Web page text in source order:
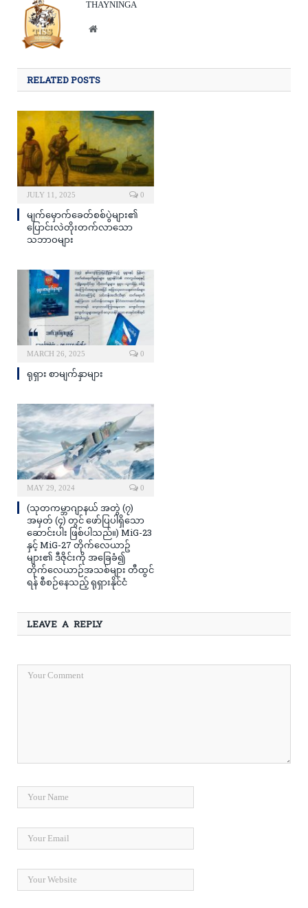
THAYNINGA
Website
RELATED POSTS
JULY 11, 2025 0
မျက်မှောက်ခေတ်စစ်ပွဲများ၏
ပြောင်းလဲတိုးတက်လာသော
သဘာဝများ
MARCH 26, 2025 0
ရုရှား စာမျက်နှာများ
MAY 29, 2024 0
(သုတကမ္ဘာဂျာနယ် အတွဲ (၇)
အမှတ် (၄) တွင် ဖော်ပြပါရှိသော
ဆောင်းပါး ဖြစ်ပါသည်။) MiG-23
နှင့် MiG-27 တိုက်လေယာဥ်
များ၏ ဒီဇိုင်းကို အခြေခံ၍
တိုက်လေယာဉ်အသစ်များ တီထွင်
ရန် စီစဉ်နေသည့် ရုရှားနိုင်ငံ
LEAVE A REPLY